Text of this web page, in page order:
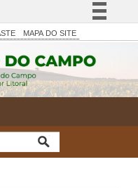
Simplifique!
Comunica BR
Participe
Acesso à informação
Canais
MAPA DO SITE